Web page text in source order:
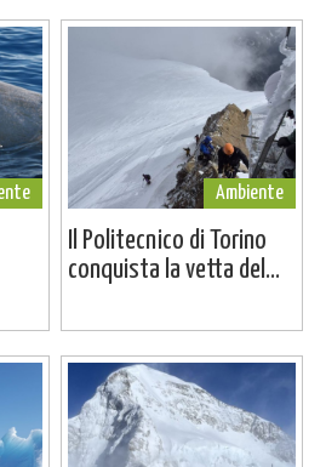
Ambiente
Il Politecnico di Torino
conquista la vetta del...